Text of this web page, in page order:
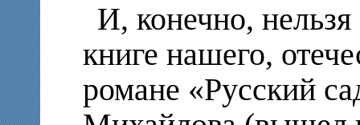
И, конечно,
книге нашего,
романе «Русский